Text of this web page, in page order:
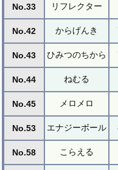
No.33 リフレクター
No.42 からげんき
No.43 ひみつのちから
No.44 ねむる
No.45 メロメロ
No.53 エナジーボール
No.58 こらえる